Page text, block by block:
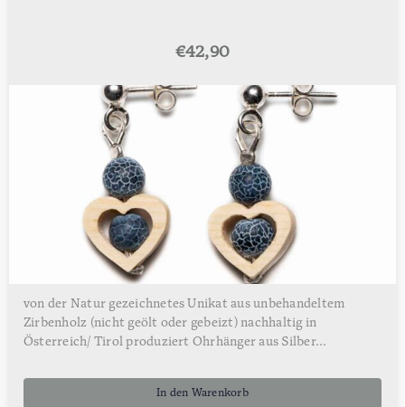
€42,90
von der Natur gezeichnetes Unikat aus unbehandeltem
Zirbenholz (nicht geölt oder gebeizt) nachhaltig in
Österreich/ Tirol produziert Ohrhänger aus Silber...
In den Warenkorb